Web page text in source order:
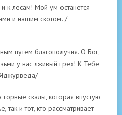
к лесам! Мой ум останется
и нашим скотом. /
путем благополучия. О Бог,
у нас лживый грех! К Тебе
скалы, которая впустую
так и тот, кто рассматривает